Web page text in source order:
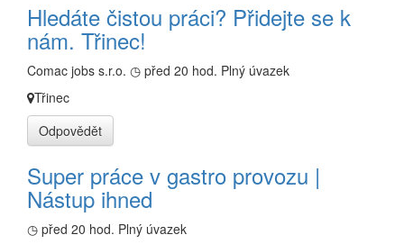
Hledáte čistou práci? Přidejte se k
nám. Třinec!
Comac jobs s.r.o. ◷ před 20 hod. Plný úvazek
Třinec
Odpovědět
Super práce v gastro provozu |
Nástup ihned
◷ před 20 hod. Plný úvazek